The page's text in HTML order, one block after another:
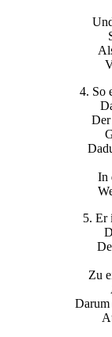
4. So
Der
In
5. Er
Zu
Darum